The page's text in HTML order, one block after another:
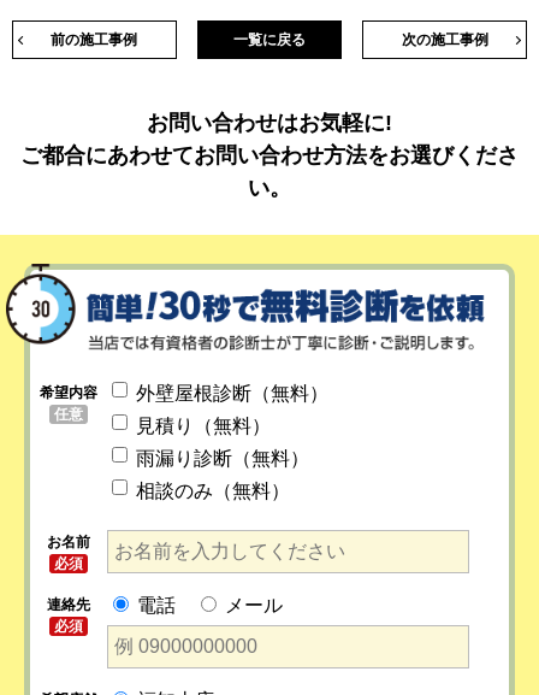
前の施工事例 次の施工事例
一覧に戻る
お問い合わせはお気軽に!
ご都合にあわせてお問い合わせ方法をお選びくださ
い。
希望内容
任意
外壁屋根診断（無料）
見積り（無料）
雨漏り診断（無料）
相談のみ（無料）
お名前
必須
連絡先
必須
電話 メール